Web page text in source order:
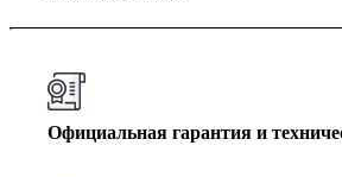
Официальная гарантия и